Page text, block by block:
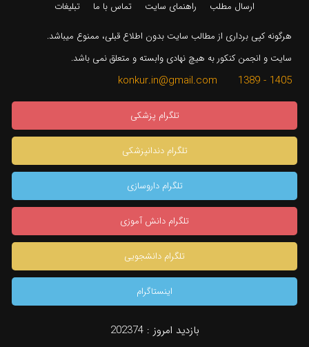
ارسال مطلب راهنمای سایت تماس با ما تبلیغات
هرگونه کپی برداری از مطالب سایت بدون اطلاع قبلی، ممنوع میباشد.
سایت و انجمن کنکور به هیچ نهادی وابسته و متعلق نمی باشد.
1405 - 1389 konkur.in@gmail.com
تلگرام پزشکی
تلگرام دندانپزشکی
تلگرام داروسازی
تلگرام دانش آموزی
تلگرام دانشجویی
اینستاگرام
بازدید امروز :202374